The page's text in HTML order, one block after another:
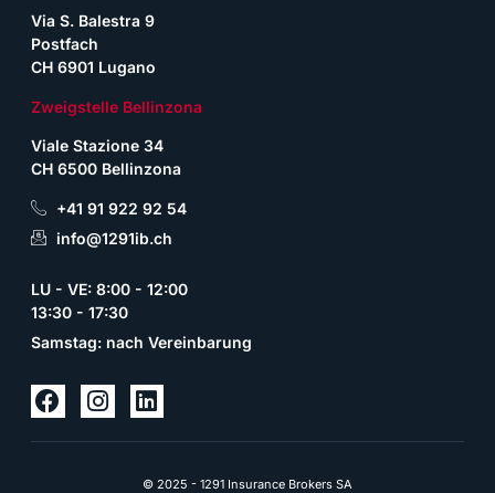
Via S. Balestra 9
Postfach
CH 6901 Lugano
Zweigstelle Bellinzona
Viale Stazione 34
CH 6500 Bellinzona
+41 91 922 92 54
info@1291ib.ch
LU - VE: 8:00 - 12:00
13:30 - 17:30
Samstag: nach Vereinbarung
© 2025 - 1291 Insurance Brokers SA